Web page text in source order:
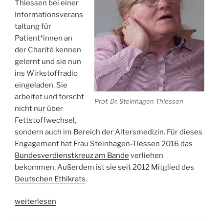
Prof. Dr. Steinhagen-Thiessen
Thiessen bei einer
Informationsverans
taltung für
Patient*innen an
der Charité kennen
gelernt und sie nun
ins Wirkstoffradio
eingeladen. Sie
arbeitet und forscht
nicht nur über
Fettstoffwechsel,
sondern auch im Bereich der Altersmedizin. Für dieses
Engagement hat Frau Steinhagen-Tiessen 2016 das
Bundesverdienstkreuz am Bande verliehen
bekommen. Außerdem ist sie seit 2012 Mitglied des
Deutschen Ethikrats.
„WSR025
weiterlesen